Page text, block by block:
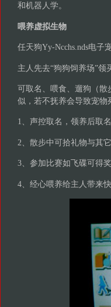
和机器人学。
喂养虚拟生物
任天狗Yy-Ncchs.nds电
主人先去“狗狗饲养场”
可取名、喂食、遛狗（散
似，若不抚养会导致宠物
1、声控取名，领养后取
2、散步中可拾礼物与其
3、参加比赛如飞碟可得奖
4、经心喂养给主人带来